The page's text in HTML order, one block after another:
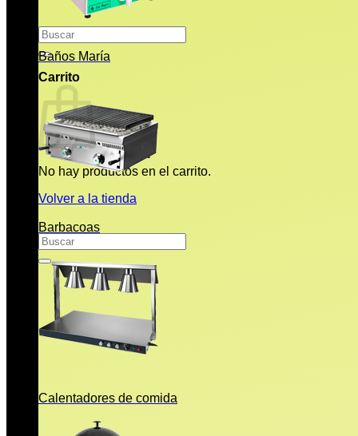
Buscar
por:
Carrito
No hay productos en el carrito.
Volver a la tienda
Buscar
por:
Baños María
Barbacoas
Calentadores de comida